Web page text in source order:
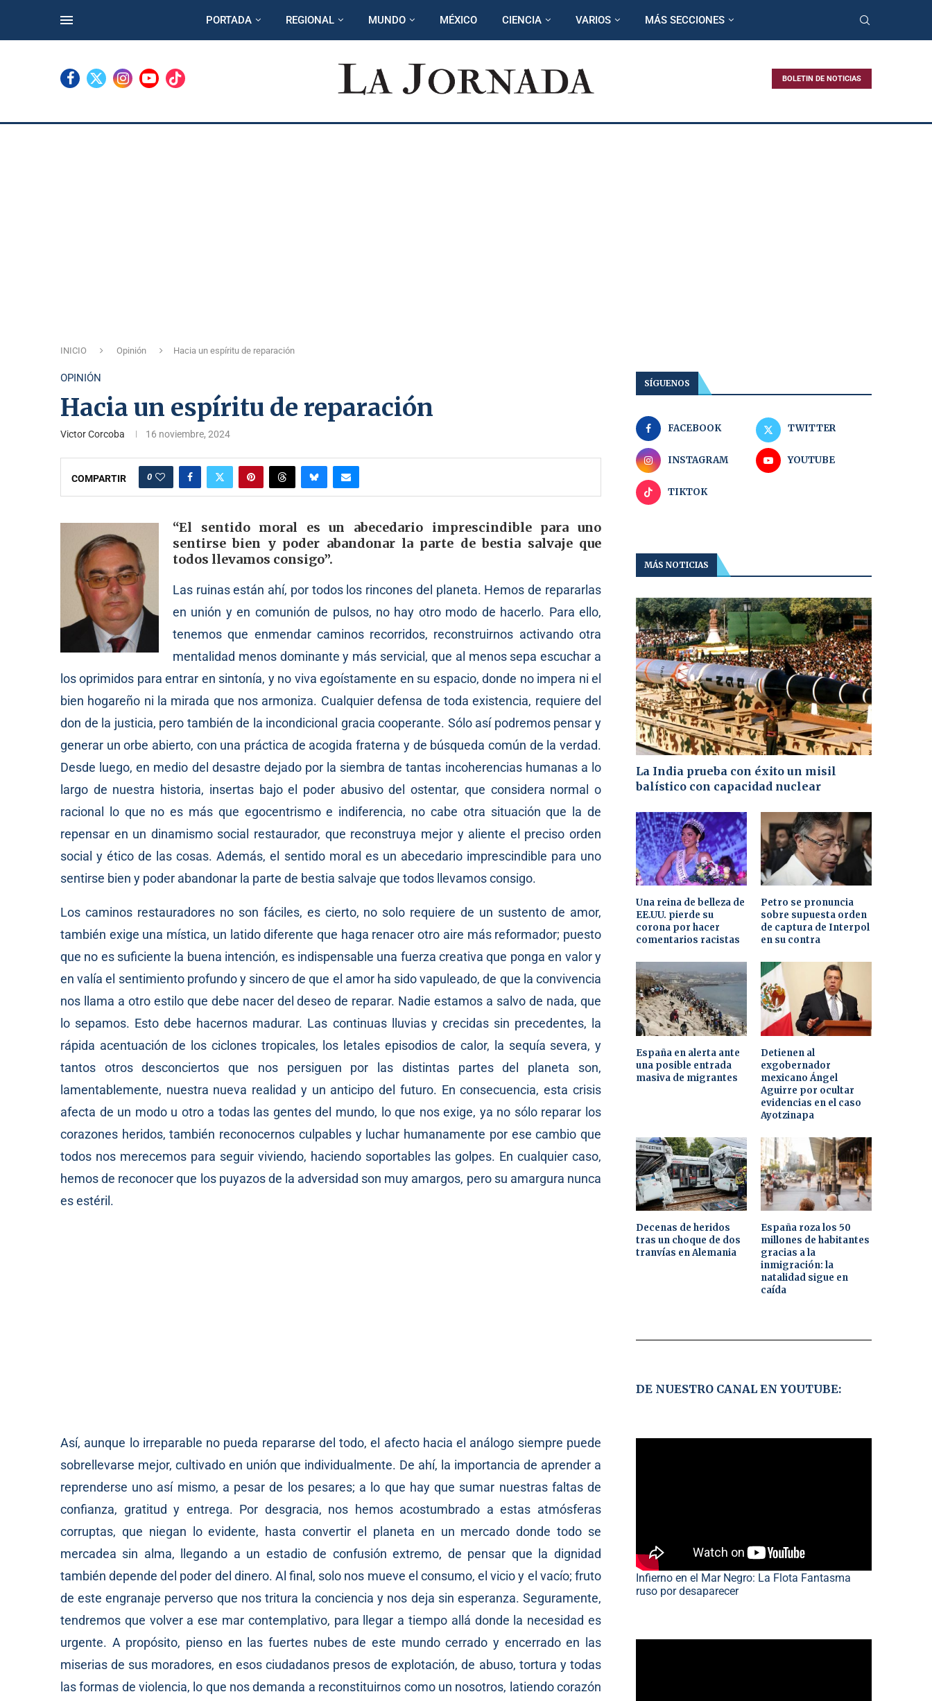
PORTADA REGIONAL MUNDO MÉXICO CIENCIA VARIOS MÁS SECCIONES
BOLETIN DE NOTICIAS
INICIO Opinión Hacia un espíritu de reparación
OPINIÓN
Hacia un espíritu de reparación
Victor Corcoba 16 noviembre, 2024
COMPARTIR 0
“El sentido moral es un abecedario imprescindible para uno
sentirse bien y poder abandonar la parte de bestia salvaje que
todos llevamos consigo”.
Las ruinas están ahí, por todos los rincones del planeta. Hemos de repararlas
en unión y en comunión de pulsos, no hay otro modo de hacerlo. Para ello,
tenemos que enmendar caminos recorridos, reconstruirnos activando otra
mentalidad menos dominante y más servicial, que al menos sepa escuchar a
los oprimidos para entrar en sintonía, y no viva egoístamente en su espacio, donde no impera ni el
bien hogareño ni la mirada que nos armoniza. Cualquier defensa de toda existencia, requiere del
don de la justicia, pero también de la incondicional gracia cooperante. Sólo así podremos pensar y
generar un orbe abierto, con una práctica de acogida fraterna y de búsqueda común de la verdad.
Desde luego, en medio del desastre dejado por la siembra de tantas incoherencias humanas a lo
largo de nuestra historia, insertas bajo el poder abusivo del ostentar, que considera normal o
racional lo que no es más que egocentrismo e indiferencia, no cabe otra situación que la de
repensar en un dinamismo social restaurador, que reconstruya mejor y aliente el preciso orden
social y ético de las cosas. Además, el sentido moral es un abecedario imprescindible para uno
sentirse bien y poder abandonar la parte de bestia salvaje que todos llevamos consigo.
Los caminos restauradores no son fáciles, es cierto, no solo requiere de un sustento de amor,
también exige una mística, un latido diferente que haga renacer otro aire más reformador; puesto
que no es suficiente la buena intención, es indispensable una fuerza creativa que ponga en valor y
en valía el sentimiento profundo y sincero de que el amor ha sido vapuleado, de que la convivencia
nos llama a otro estilo que debe nacer del deseo de reparar. Nadie estamos a salvo de nada, que
lo sepamos. Esto debe hacernos madurar. Las continuas lluvias y crecidas sin precedentes, la
rápida acentuación de los ciclones tropicales, los letales episodios de calor, la sequía severa, y
tantos otros desconciertos que nos persiguen por las distintas partes del planeta son,
lamentablemente, nuestra nueva realidad y un anticipo del futuro. En consecuencia, esta crisis
afecta de un modo u otro a todas las gentes del mundo, lo que nos exige, ya no sólo reparar los
corazones heridos, también reconocernos culpables y luchar humanamente por ese cambio que
todos nos merecemos para seguir viviendo, haciendo soportables las golpes. En cualquier caso,
hemos de reconocer que los puyazos de la adversidad son muy amargos, pero su amargura nunca
es estéril.
Así, aunque lo irreparable no pueda repararse del todo, el afecto hacia el análogo siempre puede
sobrellevarse mejor, cultivado en unión que individualmente. De ahí, la importancia de aprender a
reprenderse uno así mismo, a pesar de los pesares; a lo que hay que sumar nuestras faltas de
confianza, gratitud y entrega. Por desgracia, nos hemos acostumbrado a estas atmósferas
corruptas, que niegan lo evidente, hasta convertir el planeta en un mercado donde todo se
mercadea sin alma, llegando a un estadio de confusión extremo, de pensar que la dignidad
también depende del poder del dinero. Al final, solo nos mueve el consumo, el vicio y el vacío; fruto
de este engranaje perverso que nos tritura la conciencia y nos deja sin esperanza. Seguramente,
tendremos que volver a ese mar contemplativo, para llegar a tiempo allá donde la necesidad es
urgente. A propósito, pienso en las fuertes nubes de este mundo cerrado y encerrado en las
miserias de sus moradores, en esos ciudadanos presos de explotación, de abuso, tortura y todas
las formas de violencia, lo que nos demanda a reconstituirnos como un nosotros, latiendo corazón
SÍGUENOS
FACEBOOK TWITTER
INSTAGRAM YOUTUBE
TIKTOK
MÁS NOTICIAS
La India prueba con éxito un misil
balístico con capacidad nuclear
Una reina de belleza de
EE.UU. pierde su
corona por hacer
comentarios racistas
Petro se pronuncia
sobre supuesta orden
de captura de Interpol
en su contra
España en alerta ante
una posible entrada
masiva de migrantes
Detienen al
exgobernador
mexicano Ángel
Aguirre por ocultar
evidencias en el caso
Ayotzinapa
Decenas de heridos
tras un choque de dos
tranvías en Alemania
España roza los 50
millones de habitantes
gracias a la
inmigración: la
natalidad sigue en
caída
DE NUESTRO CANAL EN YOUTUBE:
Infierno en el Mar Negro: La Flota Fantasma
ruso por desaparecer